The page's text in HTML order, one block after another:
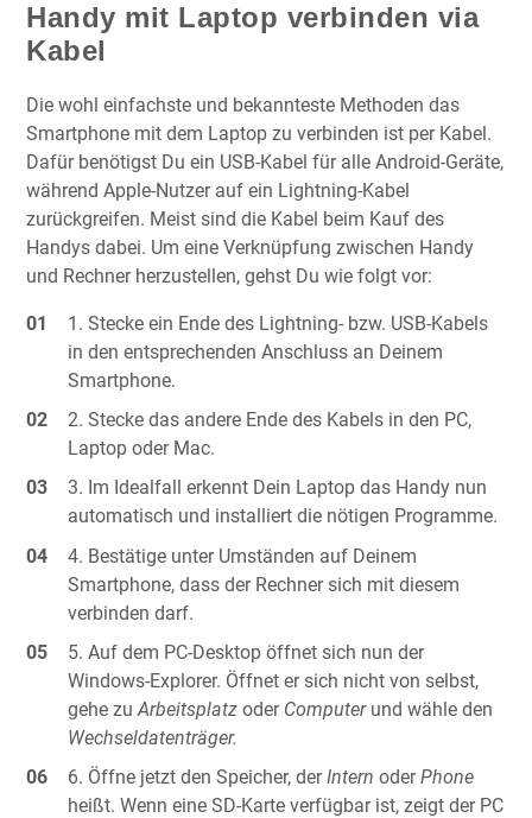
Handy mit Laptop verbinden via
Kabel
Die wohl einfachste und bekannteste Methoden das
Smartphone mit dem Laptop zu verbinden ist per Kabel.
Dafür benötigst Du ein USB-Kabel für alle Android-Geräte,
während Apple-Nutzer auf ein Lightning-Kabel
zurückgreifen. Meist sind die Kabel beim Kauf des
Handys dabei. Um eine Verknüpfung zwischen Handy
und Rechner herzustellen, gehst Du wie folgt vor:
Stecke ein Ende des Lightning- bzw. USB-Kabels
in den entsprechenden Anschluss an Deinem
Smartphone.
Stecke das andere Ende des Kabels in den PC,
Laptop oder Mac.
Im Idealfall erkennt Dein Laptop das Handy nun
automatisch und installiert die nötigen Programme.
Bestätige unter Umständen auf Deinem
Smartphone, dass der Rechner sich mit diesem
verbinden darf.
Auf dem PC-Desktop öffnet sich nun der
Windows-Explorer. Öffnet er sich nicht von selbst,
gehe zuArbeitsplatz oder Computerund wähle den
Wechseldatenträger.
Öffne jetzt den Speicher, derIntern oderPhone
heißt. Wenn eine SD-Karte verfügbar ist, zeigt der PC